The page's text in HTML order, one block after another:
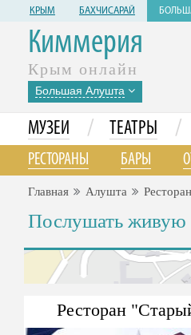
КРЫМ БАХЧИСАРАЙ
Киммерия
Крым онлайн
Большая Алушта
МУЗЕИ / ТЕАТРЫ /
РЕСТОРАНЫ БАРЫ
Главная Алушта
Послушать живую
Ресторан